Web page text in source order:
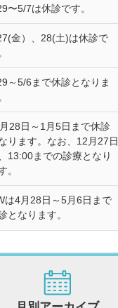
〜5/7は休診です。
金）、28(土)は休診で
～5/6まで休診となりま
28日～1月5日まで休診
ります。なお、12月27日
13:00までの診療となり
。
は4月28日～5月6日まで
となります。